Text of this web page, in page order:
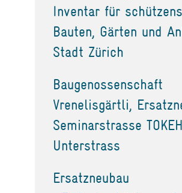
Inventar für
Bauten, Gärten und
Stadt Zürich
Baugenossenschaft
Vrenelisgärtli,
Seminarstrasse
Unterstrass
Ersatzneubau